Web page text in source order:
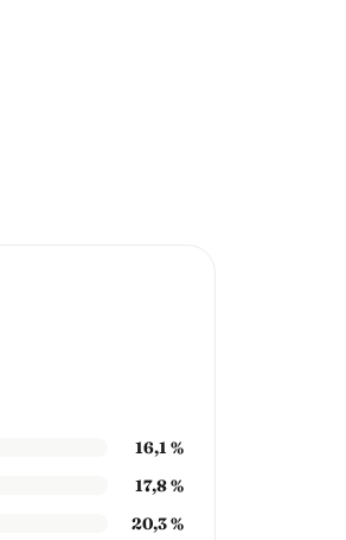
16,1 %
17,8 %
20,3 %